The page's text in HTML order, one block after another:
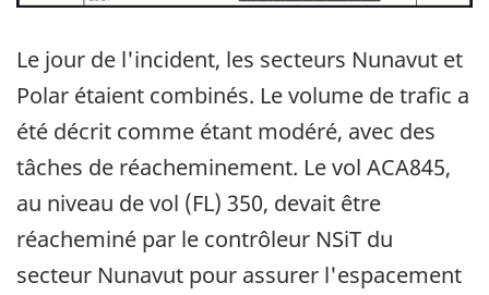
Le jour de l'incident, les secteurs Nunavut et
Polar étaient combinés. Le volume de trafic a
été décrit comme étant modéré, avec des
tâches de réacheminement. Le vol ACA845,
au niveau de vol (FL) 350, devait être
réacheminé par le contrôleur NSiT du
secteur Nunavut pour assurer l'espacement